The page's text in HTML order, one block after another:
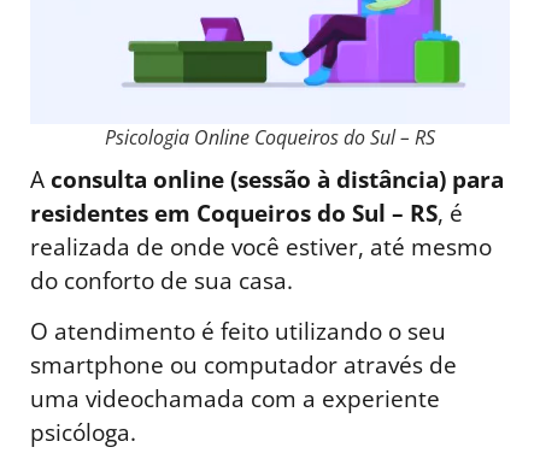
Psicologia Online Coqueiros do Sul – RS
Aconsulta online (sessão à distância) para
residentes em Coqueiros do Sul – RS, é
realizada de onde você estiver, até mesmo
do conforto de sua casa.
O atendimento é feito utilizando o seu
smartphone ou computador através de
uma videochamada com a experiente
psicóloga.